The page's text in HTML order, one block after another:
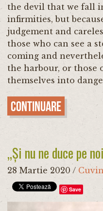
the devil that we fall
infirmities, but
judgement and
those who can see a
coming and
the harbour, or those
themselves into
Continuare
„Și nu ne duce pe
28 Martie 2020 /
Save